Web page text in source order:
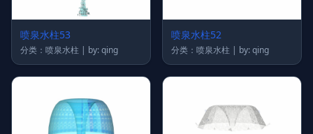
喷泉水柱53
分类：喷泉水柱 | by: qing
喷泉水柱52
分类：喷泉水柱 | by: qing